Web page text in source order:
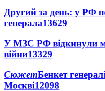
Другий за день: у РФ
генерала13629
У МЗС РФ відкинули
війни13329
СюжетБенкет
Москві12098